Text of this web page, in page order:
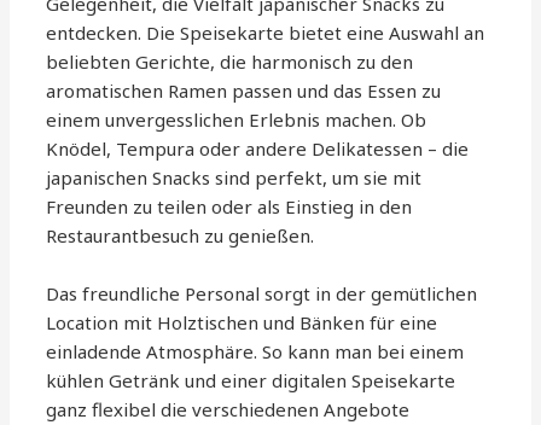
entdecken. Die Speisekarte bietet eine Auswahl an
beliebten Gerichte, die harmonisch zu den
aromatischen Ramen passen und das Essen zu
einem unvergesslichen Erlebnis machen. Ob
Knödel, Tempura oder andere Delikatessen – die
japanischen Snacks sind perfekt, um sie mit
Freunden zu teilen oder als Einstieg in den
Restaurantbesuch zu genießen.
Das freundliche Personal sorgt in der gemütlichen
Location mit Holztischen und Bänken für eine
einladende Atmosphäre. So kann man bei einem
kühlen Getränk und einer digitalen Speisekarte
ganz flexibel die verschiedenen Angebote